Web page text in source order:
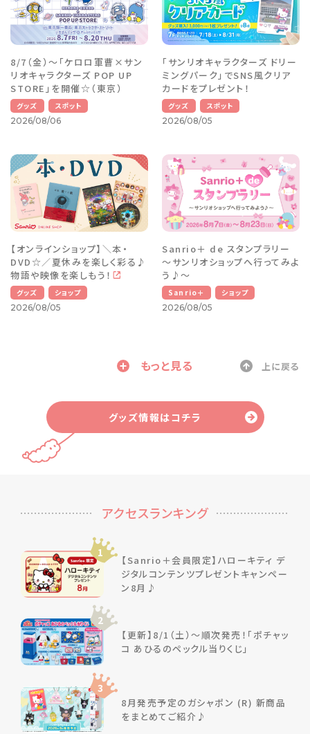
8/7（金）～「ケロロ軍曹×サン
リオキャラクターズ POP UP
STORE」を開催☆（東京）
グッズ
スポット
2026/08/06
「サンリオキャラクターズ ドリー
ミングパーク」でSNS風クリア
カードをプレゼント！
グッズ
スポット
2026/08/05
【オンラインショップ】＼本・
DVD☆／夏休みを楽しく彩る♪
物語や映像を楽しもう！
グッズ
ショップ
2026/08/05
Sanrio＋ de スタンプラリー
～サンリオショップへ行ってみよ
う♪～
Sanrio＋
ショップ
2026/08/05
もっと見る 上に戻る
グッズ情報はコチラ
アクセスランキング
1
【Sanrio＋会員限定】ハローキティ デ
ジタルコンテンツプレゼントキャンペー
ン8月♪
2
【更新】8/1（土）～順次発売！「ポチャッ
コ あひるのペックル当りくじ」
3
8月発売予定のガシャポン (R) 新商品
をまとめてご紹介♪